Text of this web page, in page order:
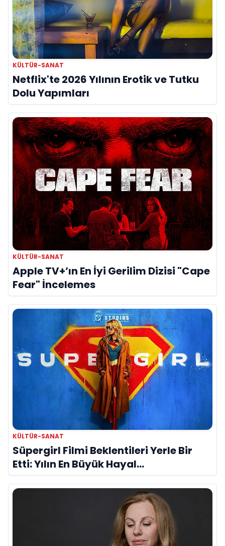
KÜLTÜR-SANAT
Netflix'te 2026 Yılının Erotik ve Tutku
Dolu Yapımları
KÜLTÜR-SANAT
Apple TV+’ın En İyi Gerilim Dizisi "Cape
Fear" İncelemes
KÜLTÜR-SANAT
Süpergirl Filmi Beklentileri Yerle Bir
Etti: Yılın En Büyük Hayal
Kırıklıklarından Biri mi?